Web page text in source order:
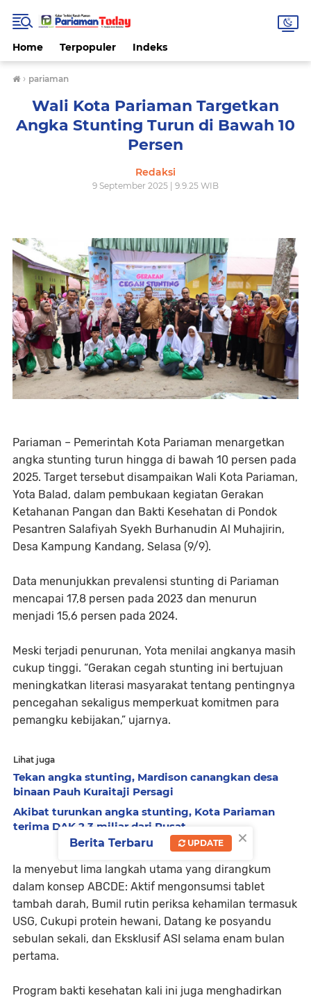
Home Terpopuler Indeks
› pariaman
Wali Kota Pariaman Targetkan
Angka Stunting Turun di Bawah 10
Persen
Redaksi
9 September 2025 | 9.9.25 WIB
Pariaman – Pemerintah Kota Pariaman menargetkan
angka stunting turun hingga di bawah 10 persen pada
2025. Target tersebut disampaikan Wali Kota Pariaman,
Yota Balad, dalam pembukaan kegiatan Gerakan
Ketahanan Pangan dan Bakti Kesehatan di Pondok
Pesantren Salafiyah Syekh Burhanudin Al Muhajirin,
Desa Kampung Kandang, Selasa (9/9).
Data menunjukkan prevalensi stunting di Pariaman
mencapai 17,8 persen pada 2023 dan menurun
menjadi 15,6 persen pada 2024.
Meski terjadi penurunan, Yota menilai angkanya masih
cukup tinggi. “Gerakan cegah stunting ini bertujuan
meningkatkan literasi masyarakat tentang pentingnya
pencegahan sekaligus memperkuat komitmen para
pemangku kebijakan,” ujarnya.
Lihat juga
Tekan angka stunting, Mardison canangkan desa
binaan Pauh Kuraitaji Persagi
Akibat turunkan angka stunting, Kota Pariaman
terima DAK 2,3 miliar dari Pusat
Ia menyebut lima langkah utama yang dirangkum
dalam konsep ABCDE: Aktif mengonsumsi tablet
tambah darah, Bumil rutin periksa kehamilan termasuk
USG, Cukupi protein hewani, Datang ke posyandu
sebulan sekali, dan Eksklusif ASI selama enam bulan
pertama.
Program bakti kesehatan kali ini juga menghadirkan
×
Berita Terbaru UPDATE